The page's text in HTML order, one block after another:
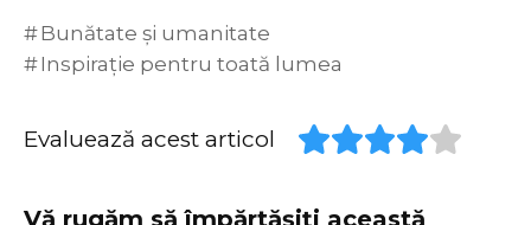
Bunătate și umanitate
Inspirație pentru toată lumea
Evaluează acest articol
Vă rugăm să împărtășiți această